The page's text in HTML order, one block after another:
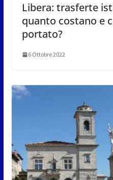
Libera: trasferte
quanto costano e
portato?
6 Ottobre 2022